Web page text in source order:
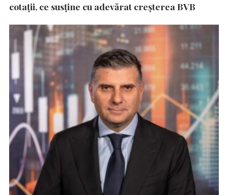
cotații, ce susține cu adevărat creșterea BVB